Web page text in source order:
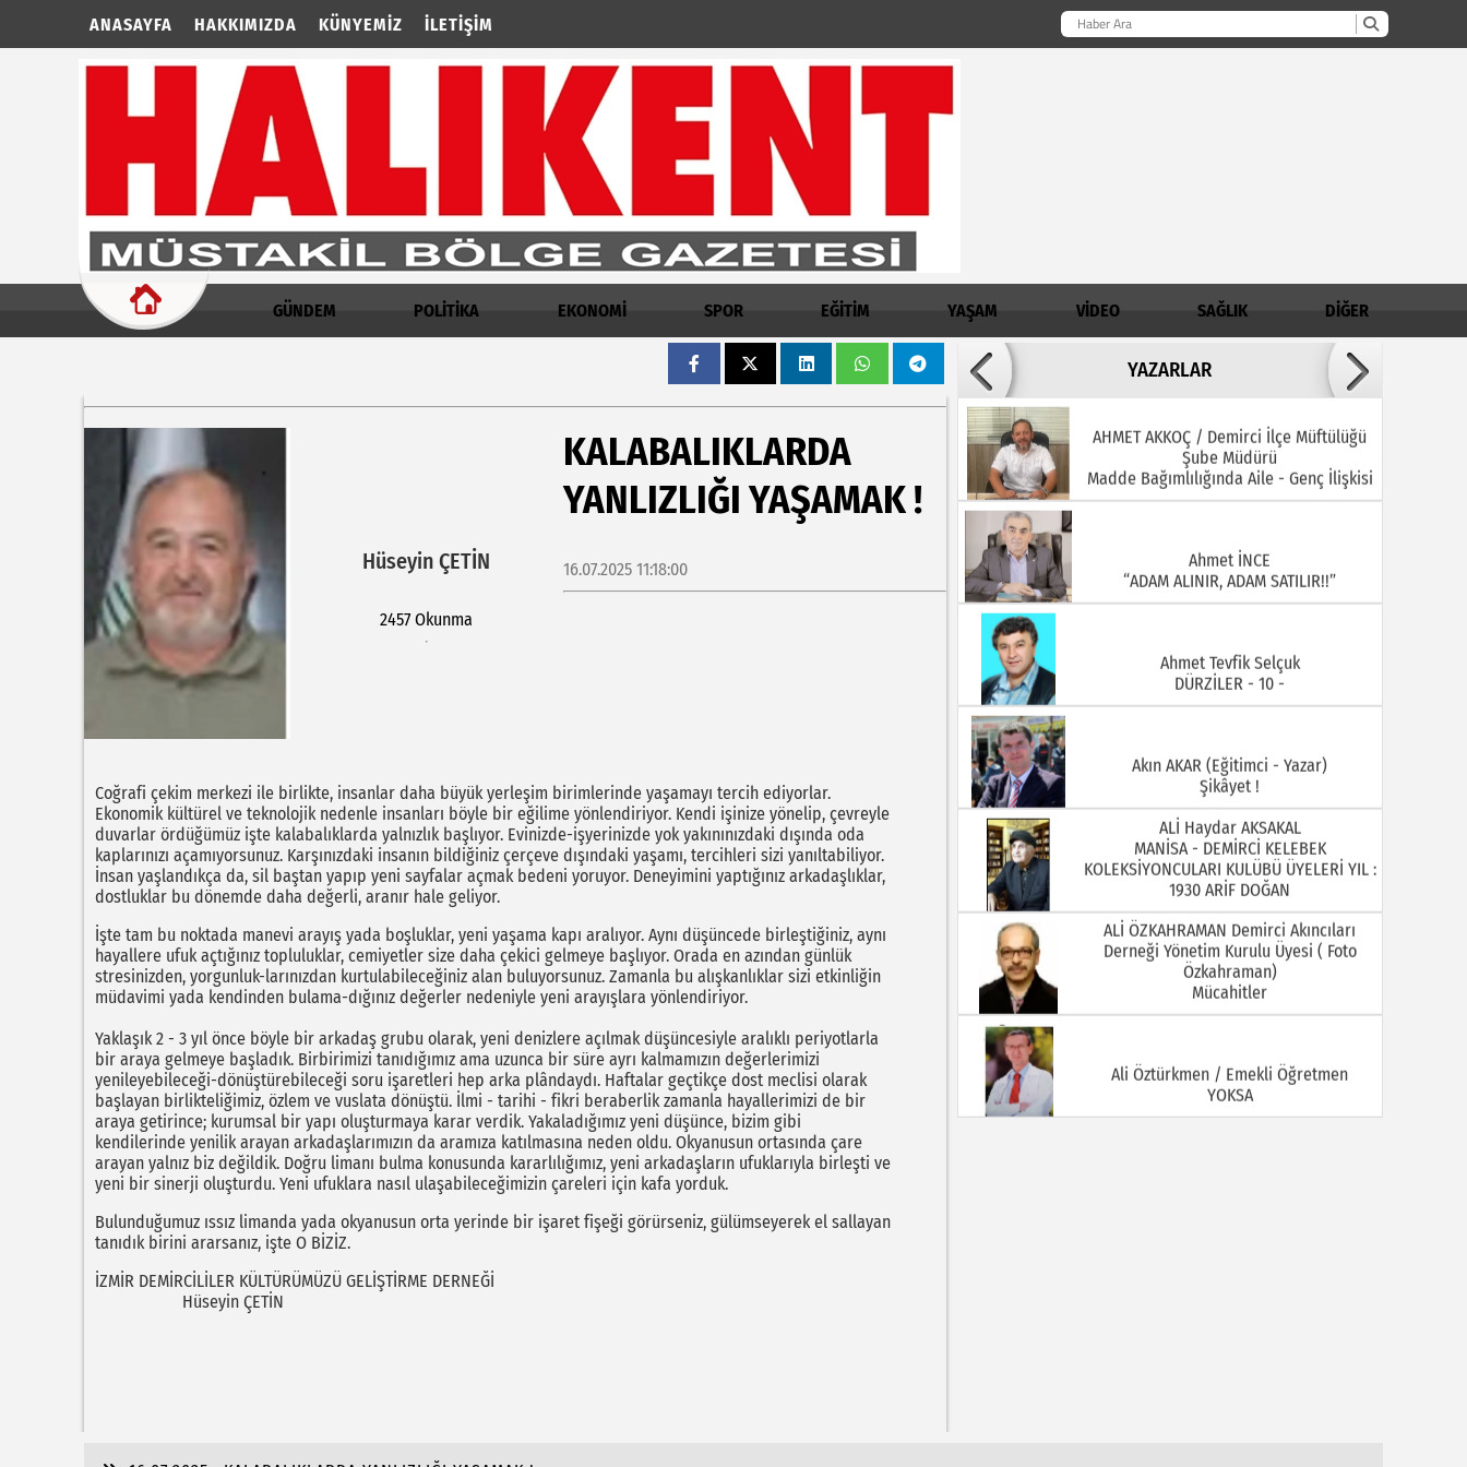
ANASAYFA HAKKIMIZDA KÜNYEMIZ İLETIŞIM
GÜNDEM POLİTİKA EKONOMİ SPOR EĞİTİM YAŞAM VİDEO SAĞLIK DİĞER
Hüseyin ÇETİN
2457 Okunma
KALABALIKLARDA
YANLIZLIĞI YAŞAMAK !
16.07.2025 11:18:00
Coğrafi çekim merkezi ile birlikte, insanlar daha büyük yerleşim birimlerinde yaşamayı tercih ediyorlar.
Ekonomik kültürel ve teknolojik nedenle insanları böyle bir eğilime yönlendiriyor. Kendi işinize yönelip, çevreyle
duvarlar ördüğümüz işte kalabalıklarda yalnızlık başlıyor. Evinizde-işyerinizde yok yakınınızdaki dışında oda
kaplarınızı açamıyorsunuz. Karşınızdaki insanın bildiğiniz çerçeve dışındaki yaşamı, tercihleri sizi yanıltabiliyor.
İnsan yaşlandıkça da, sil baştan yapıp yeni sayfalar açmak bedeni yoruyor. Deneyimini yaptığınız arkadaşlıklar,
dostluklar bu dönemde daha değerli, aranır hale geliyor.
İşte tam bu noktada manevi arayış yada boşluklar, yeni yaşama kapı aralıyor. Aynı düşüncede birleştiğiniz, aynı
hayallere ufuk açtığınız topluluklar, cemiyetler size daha çekici gelmeye başlıyor. Orada en azından günlük
stresinizden, yorgunluk-larınızdan kurtulabileceğiniz alan buluyorsunuz. Zamanla bu alışkanlıklar sizi etkinliğin
müdavimi yada kendinden bulama-dığınız değerler nedeniyle yeni arayışlara yönlendiriyor.
Yaklaşık 2 - 3 yıl önce böyle bir arkadaş grubu olarak, yeni denizlere açılmak düşüncesiyle aralıklı periyotlarla
bir araya gelmeye başladık. Birbirimizi tanıdığımız ama uzunca bir süre ayrı kalmamızın değerlerimizi
yenileyebileceği-dönüştürebileceği soru işaretleri hep arka plândaydı. Haftalar geçtikçe dost meclisi olarak
başlayan birlikteliğimiz, özlem ve vuslata dönüştü. İlmi - tarihi - fikri beraberlik zamanla hayallerimizi de bir
araya getirince; kurumsal bir yapı oluşturmaya karar verdik. Yakaladığımız yeni düşünce, bizim gibi
kendilerinde yenilik arayan arkadaşlarımızın da aramıza katılmasına neden oldu. Okyanusun ortasında çare
arayan yalnız biz değildik. Doğru limanı bulma konusunda kararlılığımız, yeni arkadaşların ufuklarıyla birleşti ve
yeni bir sinerji oluşturdu. Yeni ufuklara nasıl ulaşabileceğimizin çareleri için kafa yorduk.
Bulunduğumuz ıssız limanda yada okyanusun orta yerinde bir işaret fişeği görürseniz, gülümseyerek el sallayan
tanıdık birini ararsanız, işte O BİZİZ.
İZMİR DEMİRCİLİLER KÜLTÜRÜMÜZÜ GELİŞTİRME DERNEĞİ
Hüseyin ÇETİN
YAZARLAR
İNŞALLAH MUHSİNLERDEN OLURUZ!
AHMET AKKOÇ / Demirci İlçe Müftülüğü
Şube Müdürü
Madde Bağımlılığında Aile - Genç İlişkisi
Ahmet İNCE
“ADAM ALINIR, ADAM SATILIR!!”
Ahmet Tevfik Selçuk
DÜRZİLER - 10 -
Akın AKAR (Eğitimci - Yazar)
Şikâyet !
ALİ Haydar AKSAKAL
MANİSA - DEMİRCİ KELEBEK
KOLEKSİYONCULARI KULÜBÜ ÜYELERİ YIL :
1930 ARİF DOĞAN
ALİ ÖZKAHRAMAN Demirci Akıncıları
Derneği Yönetim Kurulu Üyesi ( Foto
Özkahraman)
Mücahitler
Ali Öztürkmen / Emekli Öğretmen
YOKSA